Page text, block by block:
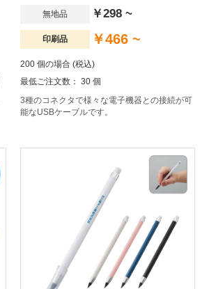
無地品 ￥298 ~
印刷品 ￥466 ~
200 個の場合 (税込)
最低ご注文数： 30 個
3種のコネクタで様々な電子機器との接続が可
能なUSBケーブルです。